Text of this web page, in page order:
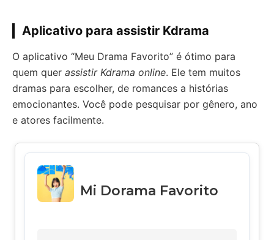
Aplicativo para assistir Kdrama
O aplicativo “Meu Drama Favorito” é ótimo para
quem quer assistir Kdrama online. Ele tem muitos
dramas para escolher, de romances a histórias
emocionantes. Você pode pesquisar por gênero, ano
e atores facilmente.
Mi Dorama Favorito